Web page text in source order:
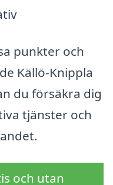
punkter och
Källö-Knippla
du försäkra dig
tjänster och
och utan